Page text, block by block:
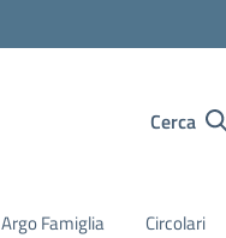
Cerca
Argo Famiglia Circolari